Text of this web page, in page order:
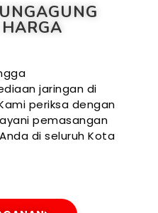
jaringan di
periksa dengan
pemasangan
di seluruh Kota